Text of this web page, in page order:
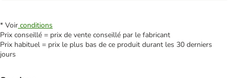
* Voir conditions
Prix conseillé = prix de vente conseillé par le fabricant
Prix habituel = prix le plus bas de ce produit durant les 30 derniers
jours